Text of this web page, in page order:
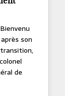
son
de